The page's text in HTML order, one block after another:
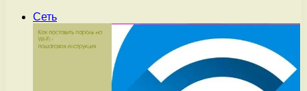
Сеть